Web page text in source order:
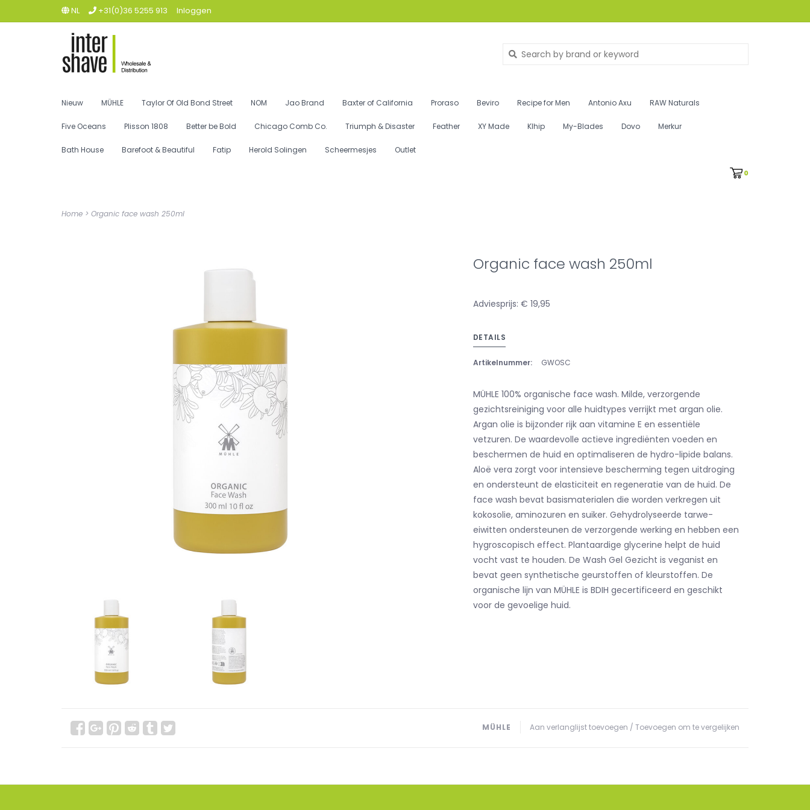
NL +31(0)36 5255 913 Inloggen
Nieuw MÜHLE Taylor Of Old Bond Street NOM Jao Brand Baxter of California Proraso Beviro Recipe for Men Antonio Axu RAW Naturals
Five Oceans Plisson 1808 Better be Bold Chicago Comb Co. Triumph & Disaster Feather XY Made Klhip My-Blades Dovo Merkur
Bath House Barefoot & Beautiful Fatip Herold Solingen Scheermesjes Outlet
0
Home > Organic face wash 250ml
Organic face wash 250ml
Adviesprijs: € 19,95
DETAILS
Artikelnummer: GWOSC
MÜHLE 100% organische face wash. Milde, verzorgende
gezichtsreiniging voor alle huidtypes verrijkt met argan olie.
Argan olie is bijzonder rijk aan vitamine E en essentiële
vetzuren. De waardevolle actieve ingrediënten voeden en
beschermen de huid en optimaliseren de hydro-lipide balans.
Aloë vera zorgt voor intensieve bescherming tegen uitdroging
en ondersteunt de elasticiteit en regeneratie van de huid. De
face wash bevat basismaterialen die worden verkregen uit
kokosolie, aminozuren en suiker. Gehydrolyseerde tarwe-
eiwitten ondersteunen de verzorgende werking en hebben een
hygroscopisch effect. Plantaardige glycerine helpt de huid
vocht vast te houden. De Wash Gel Gezicht is veganist en
bevat geen synthetische geurstoffen of kleurstoffen. De
organische lijn van MÜHLE is BDIH gecertificeerd en geschikt
voor de gevoelige huid.
Aan verlanglijst toevoegen / Toevoegen om te vergelijken
MÜHLE